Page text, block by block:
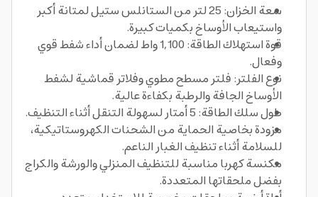
سعة الخزان: 25 لتر من الستانلس ستيل لمتانة أكبر
واستيعاب الأوساخ بكميات كبيرة.
قوة استهلاك الطاقة: 1,100 واط لضمان أداء شفط قوي
وفعال.
نوع الفلتر: فلتر مسطح مطوي وفلاتر قماشية لشفط
الأوساخ الجافة والرطبة بكفاءة عالية.
طول سلك الطاقة: 5 أمتار لسهولة التنقل أثناء التنظيف.
مزودة بخاصية الحماية من الشحنات الكهروستاتيكية،
للسلامة أثناء تنظيف الغبار الناعم.
مكنسة كهربا مناسبة للتنظيف المنزلي والورشة والكراج
بفضل ملحقاتها المتعددة.